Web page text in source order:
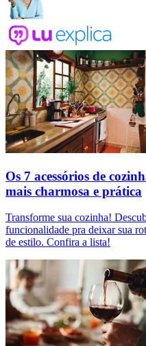
Os 7 acessórios de
mais charmosa e prática
Transforme sua cozinha!
funcionalidade pra deixar sua
de estilo. Confira a lista!